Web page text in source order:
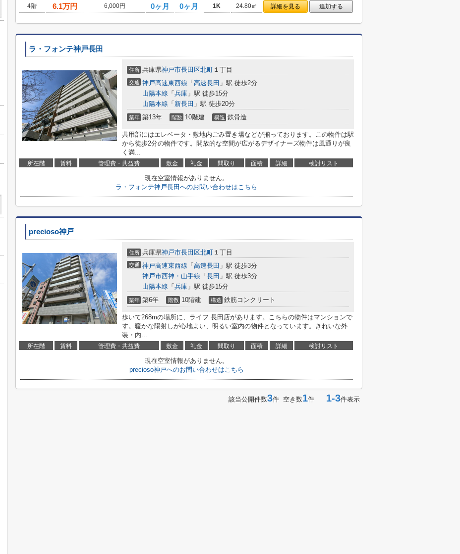
4階
6.1万円 6,000円 0ヶ月 0ヶ月 1K 24.80㎡ 詳細を見る 追加する
ラ・フォンテ神戸長田
住所 兵庫県神戸市長田区北町 １丁目
交通 神戸高速東西線 「 高速長田 」駅 徒歩2分
山陽本線 「 兵庫 」駅 徒歩15分
山陽本線 「 新長田 」駅 徒歩20分
築年 築13年 階数 10階建 構造 鉄骨造
共用部にはエレベータ・敷地内ごみ置き場などが揃っております。この物件は駅
から徒歩2分の物件です。開放的な空間が広がるデザイナーズ物件は風通りが良
く満...
所在階 賃料 管理費・共益費 敷金 礼金 間取り 面積 詳細 検討リスト
現在空室情報がありません。
ラ・フォンテ神戸長田へのお問い合わせはこちら
precioso神戸
住所 兵庫県神戸市長田区北町 １丁目
交通 神戸高速東西線 「 高速長田 」駅 徒歩3分
神戸市西神・山手線 「 長田 」駅 徒歩3分
山陽本線 「 兵庫 」駅 徒歩15分
築年 築6年 階数 10階建 構造 鉄筋コンクリート
歩いて268mの場所に、ライフ 長田店があります。こちらの物件はマンションで
す。暖かな陽射しが心地よい、明るい室内の物件となっています。きれいな外
装・内...
所在階 賃料 管理費・共益費 敷金 礼金 間取り 面積 詳細 検討リスト
現在空室情報がありません。
precioso神戸へのお問い合わせはこちら
該当公開件数3件 空き数1件 1-3件表示